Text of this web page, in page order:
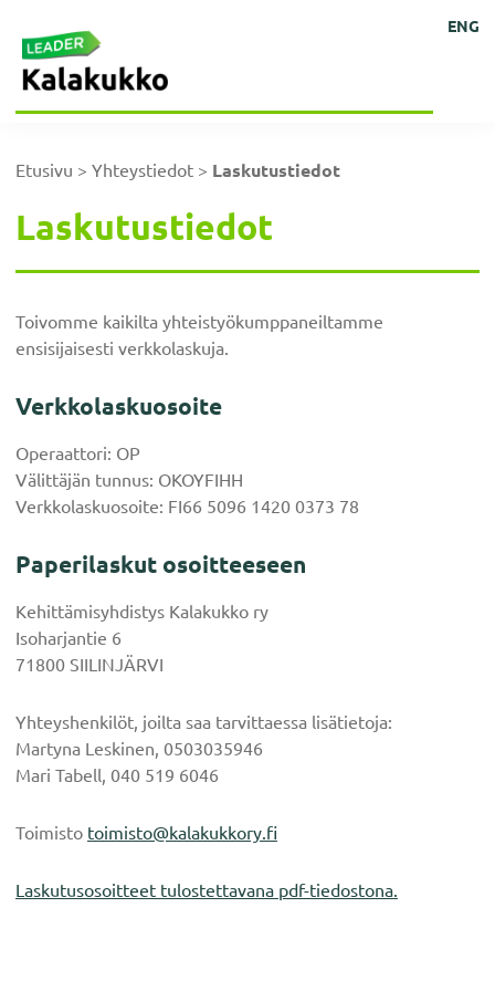
ENG
pääsisältöön
ensisijaiseen
sivupalkkiin
alatunnisteeseen
päävalikkoon
Kalakukko
ry
kokoisille
ideoille!
Etusivu > Yhteystiedot > Laskutustiedot
Laskutustiedot
Toivomme kaikilta yhteistyökumppaneiltamme
ensisijaisesti verkkolaskuja.
Verkkolaskuosoite
Operaattori: OP
Välittäjän tunnus: OKOYFIHH
Verkkolaskuosoite: FI66 5096 1420 0373 78
Paperilaskut osoitteeseen
Kehittämisyhdistys Kalakukko ry
Isoharjantie 6
71800 SIILINJÄRVI
Yhteyshenkilöt, joilta saa tarvittaessa lisätietoja:
Martyna Leskinen, 0503035946
Mari Tabell, 040 519 6046
Toimisto toimisto@kalakukkory.fi
Laskutusosoitteet tulostettavana pdf-tiedostona.